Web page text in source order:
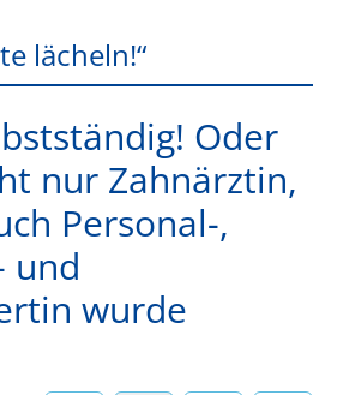
lächeln!“
Oder
nur Zahnärztin,
Personal-,
und
wurde